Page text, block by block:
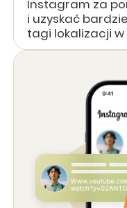
Instagram za
i uzyskać
tagi lokalizacji